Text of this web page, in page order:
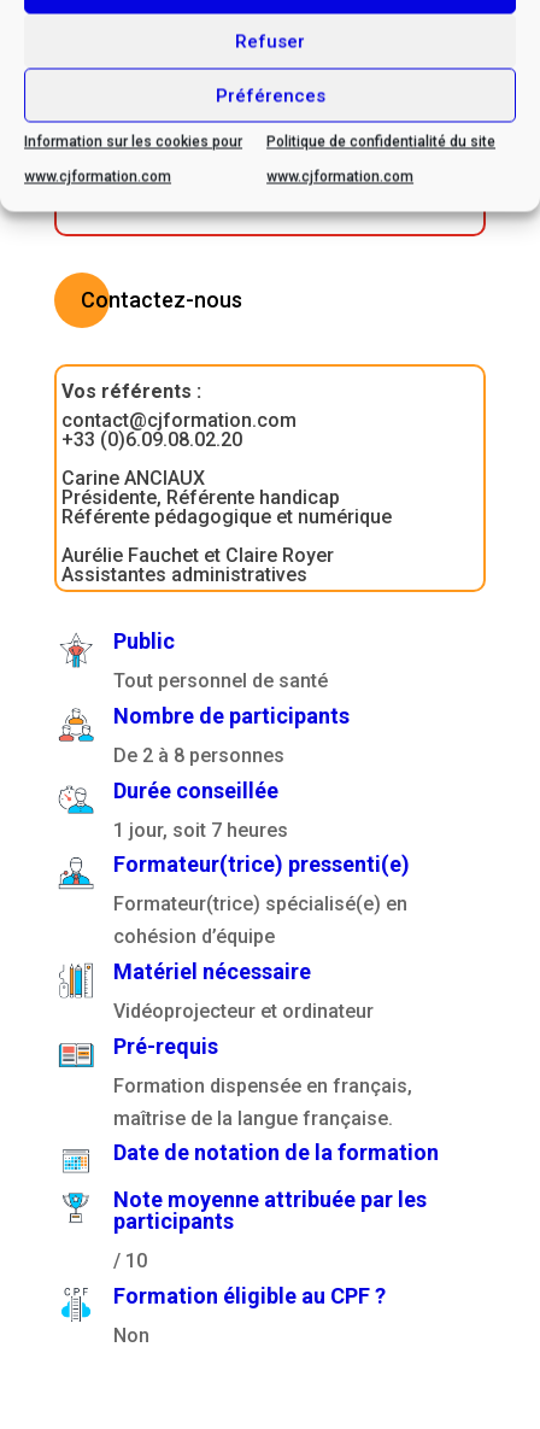
Refuser
Préférences
Information sur les cookies pour
www.cjformation.com
Politique de confidentialité du site
www.cjformation.com
de handicap, veuillez nous
contacter afin d’envisager
ensemble les possibilités
d’adaptation
Contactez-nous
Vos référents :
contact@cjformation.com
+33 (0)6.09.08.02.20
Carine ANCIAUX
Présidente, Référente handicap
Référente pédagogique et numérique
Aurélie Fauchet et Claire Royer
Assistantes administratives
Public
Tout personnel de santé
Nombre de participants
De 2 à 8 personnes
Durée conseillée
1 jour, soit 7 heures
Formateur(trice) pressenti(e)
Formateur(trice) spécialisé(e) en
cohésion d’équipe
Matériel nécessaire
Vidéoprojecteur et ordinateur
Pré-requis
Formation dispensée en français,
maîtrise de la langue française.
Date de notation de la formation
Note moyenne attribuée par les
participants
/ 10
Formation éligible au CPF ?
Non